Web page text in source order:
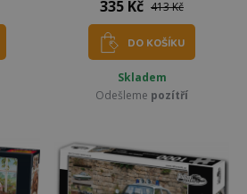
335 Kč 413 Kč
DO KOŠÍKU
Skladem
Odešleme pozítří